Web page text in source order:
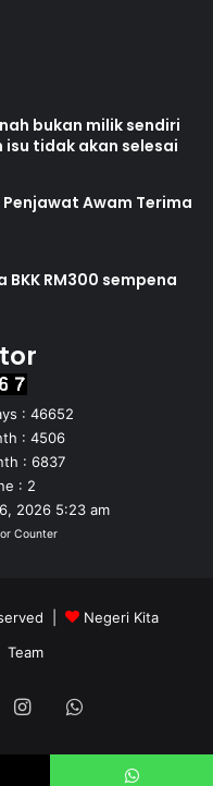
bukan milik sendiri
tidak akan selesai
Penjawat Awam Terima
RM300 sempena
: 46652
: 4506
: 6837
: 2
2026 5:23 am
Counter
|
Negeri Kita
Team
InstagramWhatsApp